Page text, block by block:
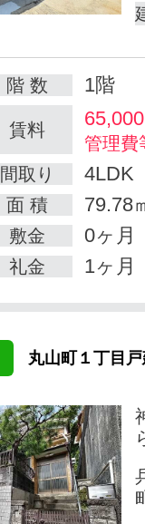
階 数 1階
賃料 65,000
管理費
間取り
4LDK
面 積 79.78
敷金 0ヶ月
礼金 1ヶ月
丸山町１丁目